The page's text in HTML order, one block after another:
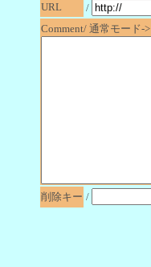
URL
/
Comment/ 通常モード->
削除キー /